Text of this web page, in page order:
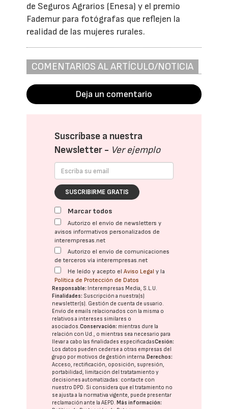
de Seguros Agrarios (Enesa) y el premio
Fademur para fotógrafas que reflejen la
realidad de las mujeres rurales.
COMENTARIOS AL ARTÍCULO/NOTICIA
Deja un comentario
Suscríbase a nuestra
Newsletter - Ver ejemplo
SUSCRIBIRME GRATIS
Marcar todos
Autorizo el envío de newsletters y
avisos informativos personalizados de
interempresas.net
Autorizo el envío de comunicaciones
de terceros vía interempresas.net
He leído y acepto elAviso Legal y la
Política de Protección de Datos
Responsable: Interempresas Media, S.L.U.
Finalidades: Suscripción a nuestra(s)
newsletter(s). Gestión de cuenta de usuario.
Envío de emails relacionados con la misma o
relativos a intereses similares o
asociados.Conservación: mientras dure la
relación con Ud., o mientras sea necesario para
llevar a cabo las finalidades especificadasCesión:
Los datos pueden cederse a otras empresas del
grupo por motivos de gestión interna. Derechos:
Acceso, rectificación, oposición, supresión,
portabilidad, limitación del tratatamiento y
decisiones automatizadas: contacte con
nuestro DPD. Si considera que el tratamiento no
se ajusta a la normativa vigente, puede presentar
reclamación ante laAEPD. Más información: